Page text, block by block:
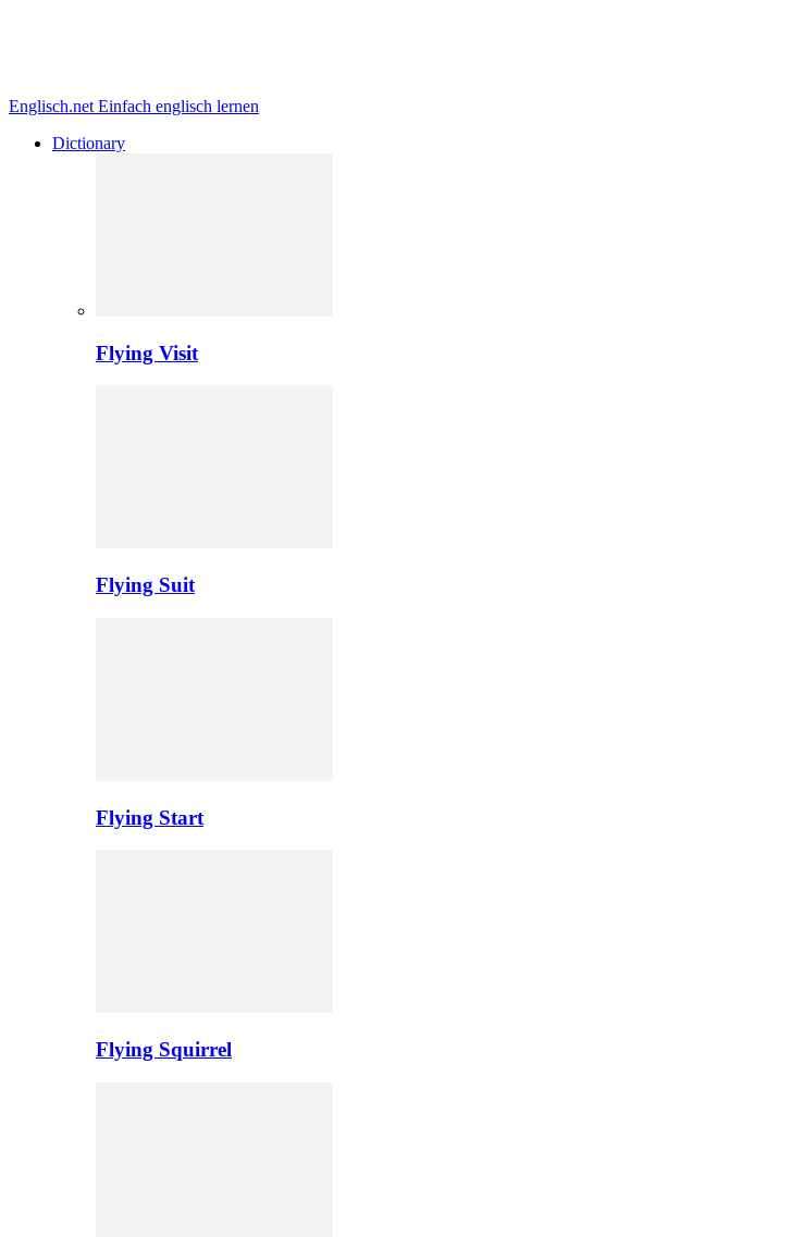
Englisch.net Einfach englisch lernen
Dictionary
Flying Visit
Flying Suit
Flying Start
Flying Squirrel